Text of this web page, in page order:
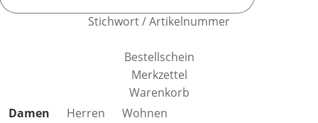
Stichwort / Artikelnummer
Bestellschein
Merkzettel
Warenkorb
Produktkategorien überspringen
Damen Herren
Wohnen